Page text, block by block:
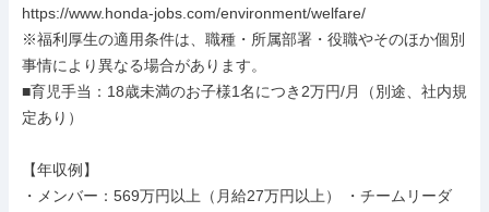
https://www.honda-jobs.com/environment/welfare/
※福利厚生の適用条件は、職種・所属部署・役職やそのほか個別
事情により異なる場合があります。
■育児手当：18歳未満のお子様1名につき2万円/月（別途、社内規
定あり）
【年収例】
・メンバー：569万円以上（月給27万円以上） ・チームリーダ